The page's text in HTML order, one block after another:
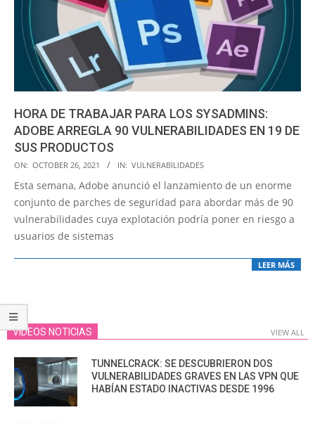
HORA DE TRABAJAR PARA LOS SYSADMINS:
ADOBE ARREGLA 90 VULNERABILIDADES EN 19 DE
SUS PRODUCTOS
2021-
10-
ON: OCTOBER 26, 2021 IN: VULNERABILIDADES
Esta semana, Adobe anunció el lanzamiento de un enorme
conjunto de parches de seguridad para abordar más de 90
vulnerabilidades cuya explotación podría poner en riesgo a
usuarios de sistemas
LEER MÁS
VIDEOS NOTICIAS VIEW ALL
TUNNELCRACK: SE DESCUBRIERON DOS
VULNERABILIDADES GRAVES EN LAS VPN QUE
HABÍAN ESTADO INACTIVAS DESDE 1996